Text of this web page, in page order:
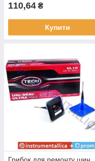
110,64 ₴
Купити